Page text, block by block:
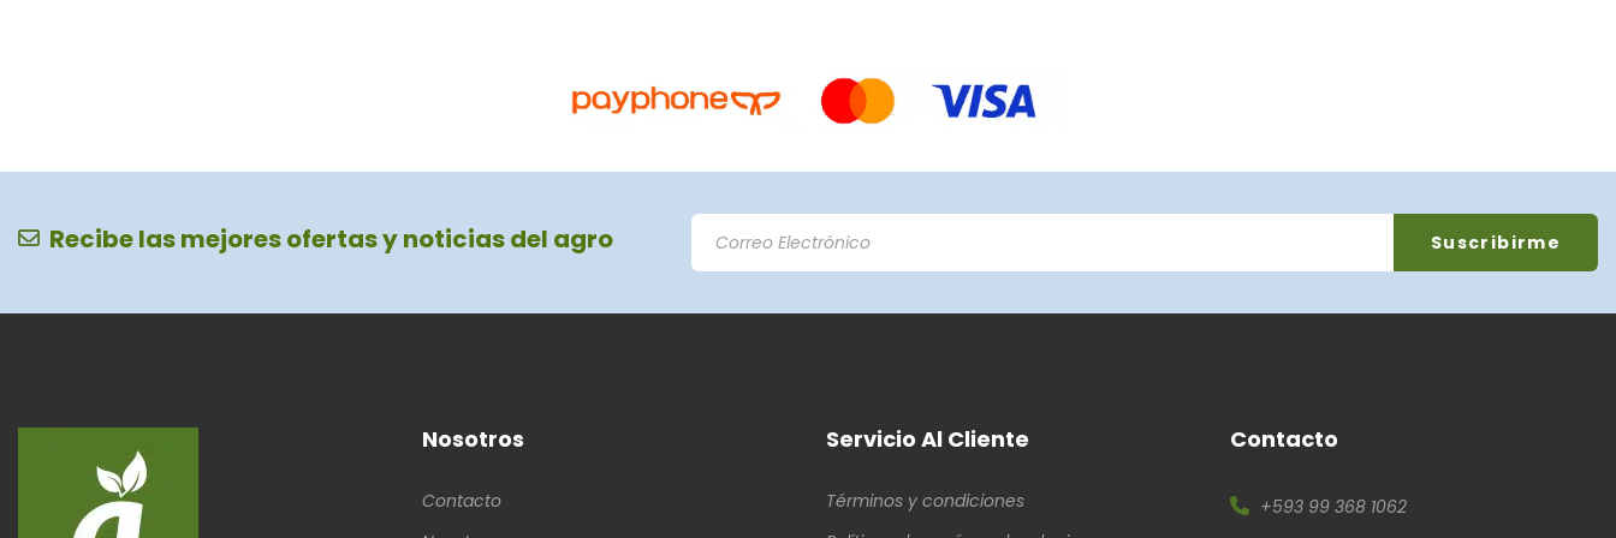
Recibe las mejores ofertas y noticias del agro
Nosotros
Contacto
Servicio Al Cliente
Términos y condiciones
Contacto
+593 99 368 1062